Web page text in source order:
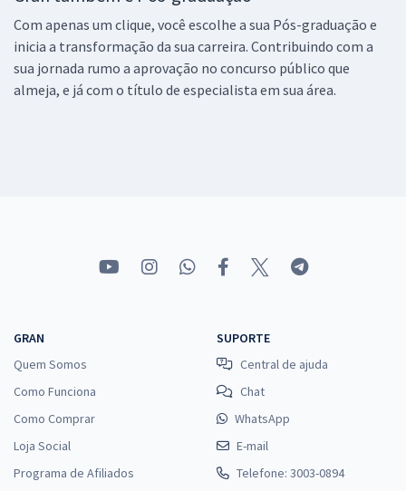
Com apenas um clique, você escolhe a sua Pós-graduação e
inicia a transformação da sua carreira. Contribuindo com a
sua jornada rumo a aprovação no concurso público que
almeja, e já com o título de especialista em sua área.
GRAN
Quem Somos
Como Funciona
Como Comprar
Loja Social
Programa de Afiliados
SUPORTE
Central de ajuda
Chat
WhatsApp
E-mail
Telefone: 3003-0894